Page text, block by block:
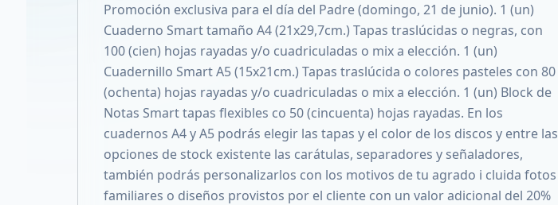
Promoción exclusiva para el día del Padre (domingo, 21 de junio). 1 (un)
Cuaderno Smart tamaño A4 (21x29,7cm.) Tapas traslúcidas o negras, con
100 (cien) hojas rayadas y/o cuadriculadas o mix a elección. 1 (un)
Cuadernillo Smart A5 (15x21cm.) Tapas traslúcida o colores pasteles con 80
(ochenta) hojas rayadas y/o cuadriculadas o mix a elección. 1 (un) Block de
Notas Smart tapas flexibles co 50 (cincuenta) hojas rayadas. En los
cuadernos A4 y A5 podrás elegir las tapas y el color de los discos y entre las
opciones de stock existente las carátulas, separadores y señaladores,
también podrás personalizarlos con los motivos de tu agrado i cluida fotos
familiares o diseños provistos por el cliente con un valor adicional del 20%